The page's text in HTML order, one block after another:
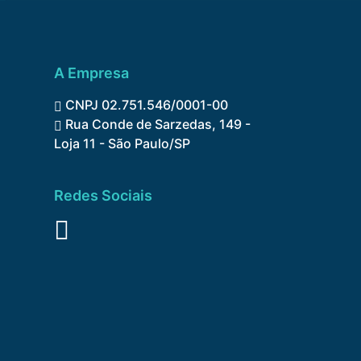
A Empresa
CNPJ 02.751.546/0001-00
Rua Conde de Sarzedas, 149 -
Loja 11 - São Paulo/SP
Redes Sociais